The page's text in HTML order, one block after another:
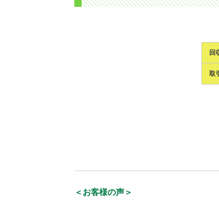
回
取
＜お客様の声＞